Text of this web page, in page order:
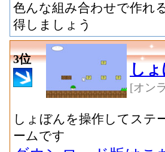
色んな組み合わせで作れ
得しましょう
3位
し
[オン
しょぼんを操作してステ
ームです